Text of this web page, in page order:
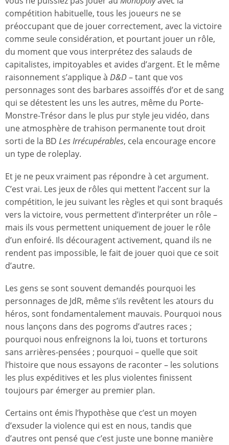
compétition habituelle, tous les joueurs ne se
préoccupant que de jouer correctement, avec la victoire
comme seule considération, et pourtant jouer un rôle,
du moment que vous interprétez des salauds de
capitalistes, impitoyables et avides d’argent. Et le même
raisonnement s’applique à D&D– tant que vos
personnages sont des barbares assoiffés d’or et de sang
qui se détestent les uns les autres, même du Porte-
Monstre-Trésor dans le plus pur style jeu vidéo, dans
une atmosphère de trahison permanente tout droit
sorti de la BD Les Irrécupérables, cela encourage encore
un type de roleplay.
Et je ne peux vraiment pas répondre à cet argument.
C’est vrai. Les jeux de rôles qui mettent l’accent sur la
compétition, le jeu suivant les règles et qui sont braqués
vers la victoire, vous permettent d’interpréter un rôle –
mais ils vous permettent uniquement de jouer le rôle
d’un enfoiré. Ils découragent activement, quand ils ne
rendent pas impossible, le fait de jouer quoi que ce soit
d’autre.
Les gens se sont souvent demandés pourquoi les
personnages de JdR, même s’ils revêtent les atours du
héros, sont fondamentalement mauvais. Pourquoi nous
nous lançons dans des pogroms d’autres races ;
pourquoi nous enfreignons la loi, tuons et torturons
sans arrières-pensées ; pourquoi – quelle que soit
l’histoire que nous essayons de raconter – les solutions
les plus expéditives et les plus violentes finissent
toujours par émerger au premier plan.
Certains ont émis l’hypothèse que c’est un moyen
d’exsuder la violence qui est en nous, tandis que
d’autres ont pensé que c’est juste une bonne manière